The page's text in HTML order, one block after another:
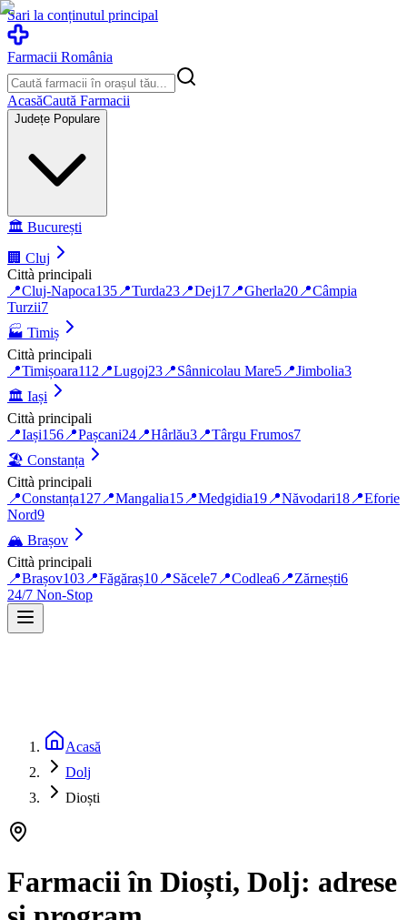
Sari la conținutul principal
Farmacii România
AcasăCaută Farmacii
Județe Populare
🏛️ București
🏢 Cluj
Città principali
📍Cluj-Napoca135 📍Turda23 📍Dej17 📍Gherla20 📍Câmpia
Turzii7
🏭 Timiș
Città principali
📍Timișoara112 📍Lugoj23 📍Sânnicolau Mare5 📍Jimbolia3
🏛️ Iași
Città principali
📍Iași156 📍Pașcani24 📍Hârlău3 📍Târgu Frumos7
🏖️ Constanța
Città principali
📍Constanța127 📍Mangalia15 📍Medgidia19 📍Năvodari18 📍Eforie
Nord9
🏔️ Brașov
Città principali
📍Brașov103 📍Făgăraș10 📍Săcele7 📍Codlea6 📍Zărnești6
24/7 Non-Stop
Acasă
Dolj
Dioști
Farmacii în Dioști, Dolj: adrese